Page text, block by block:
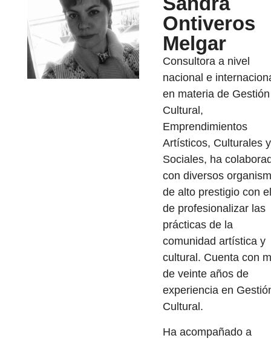
Ontiveros
Melgar
Consultora a nivel
nacional e
en materia de Gestión
Cultural,
Emprendimientos
Artísticos, Culturales y
Sociales, ha
con diversos
de alto prestigio con
de profesionalizar las
prácticas de la
comunidad artística y
cultural. Cuenta con
de veinte años de
experiencia en
Cultural.
Ha acompañado a